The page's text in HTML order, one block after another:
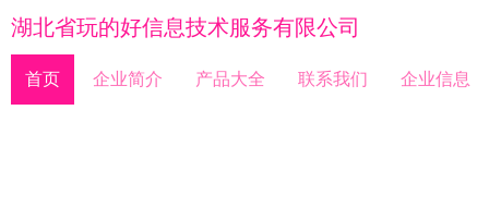
湖北省玩的好信息技术服务有限公司
首页 企业简介 产品大全 联系我们 企业信息